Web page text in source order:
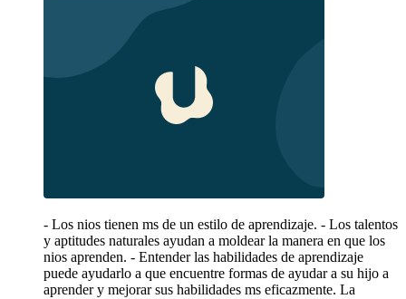
- Los nios tienen ms de un estilo de aprendizaje. - Los talentos
y aptitudes naturales ayudan a moldear la manera en que los
nios aprenden. - Entender las habilidades de aprendizaje
puede ayudarlo a que encuentre formas de ayudar a su hijo a
aprender y mejorar sus habilidades ms eficazmente. La